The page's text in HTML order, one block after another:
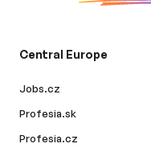
Central Europe
Jobs.cz
Profesia.sk
Profesia.cz